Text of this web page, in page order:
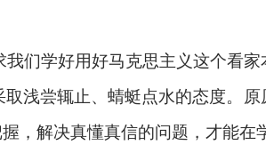
们学好用好马克思主义这个看家
浅尝辄止、蜻蜓点水的态度。
，解决真懂真信的问题，才能在